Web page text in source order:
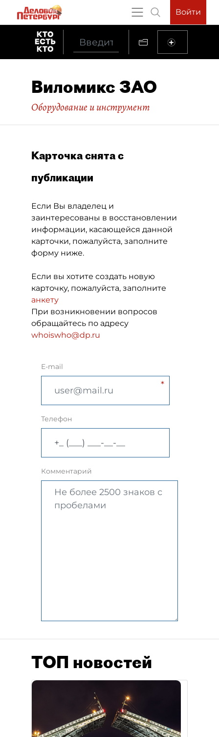
Войти
Виломикс ЗАО
Оборудование и инструмент
Карточка снята с
публикации
Если Вы владелец и
заинтересованы в восстановлении
информации, касающейся данной
карточки, пожалуйста, заполните
форму ниже.
Если вы хотите создать новую
карточку, пожалуйста, заполните
анкету
При возникновении вопросов
обращайтесь по адресу
whoiswho@dp.ru
E-mail
Телефон
Комментарий
ТОП новостей